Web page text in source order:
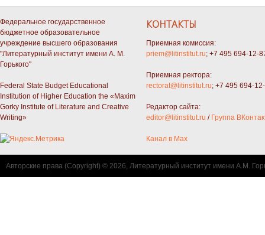
Федеральное государственное
бюджетное образовательное
учреждение высшего образования
"Литературный институт имени А. М.
Горького"
Federal State Budget Educational
Institution of Higher Education the «Maxim
Gorky Institute of Literature and Creative
Writing»
КОНТАКТЫ
Приемная комиссия:
priem@litinstitut.ru; +7 495 694-12-
Приемная ректора:
rectorat@litinstitut.ru; +7 495 694-
Редактор сайта:
editor@litinstitut.ru / Группа
Канал в Max
Авторские права (Copyright) © 2026, Литературный институт имени А.М.